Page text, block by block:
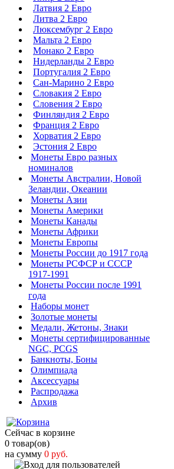
Латвия 2 Евро
Литва 2 Евро
Люксембург 2 Евро
Мальта 2 Евро
Монако 2 Евро
Нидерланды 2 Евро
Португалия 2 Евро
Сан-Марино 2 Евро
Словакия 2 Евро
Словения 2 Евро
Финляндия 2 Евро
Франция 2 Евро
Хорватия 2 Евро
Эстония 2 Евро
Монеты Евро разных
номиналов
Монеты Австралии, Новой
Зеландии, Океании
Монеты Азии
Монеты Америки
Монеты Канады
Монеты Африки
Монеты Европы
Монеты России до 1917 года
Монеты РСФСР и СССР
1917-1991
Монеты России после 1991
года
Наборы монет
Золотые монеты
Медали, Жетоны, Знаки
Монеты сертифицированные
NGC, PCGS
Банкноты, Боны
Олимпиада
Аксессуары
Распродажа
Архив
Сейчас в корзине
0 товар(ов)
на сумму 0 руб.